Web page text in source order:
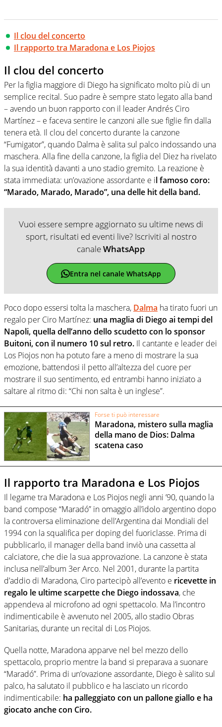
Il clou del concerto
Il rapporto tra Maradona e Los Piojos
Il clou del concerto
Per la figlia maggiore di Diego ha significato molto più di un
semplice recital. Suo padre è sempre stato legato alla band
– avendo un buon rapporto con il leader Andrés Ciro
Martínez – e faceva sentire le canzoni alle sue figlie fin dalla
tenera età. Il clou del concerto durante la canzone
“Fumigator”, quando Dalma è salita sul palco indossando una
maschera. Alla fine della canzone, la figlia del Diez ha rivelato
la sua identità davanti a uno stadio gremito. La reazione è
stata immediata: un’ovazione assordante e il famoso coro:
“Marado, Marado, Marado”, una delle hit della band.
Vuoi essere sempre aggiornato su ultime news di
sport, risultati ed eventi live? Iscriviti al nostro
canaleWhatsApp
Entra nel canale WhatsApp
Poco dopo essersi tolta la maschera, Dalma ha tirato fuori un
regalo per Ciro Martínez: una maglia di Diego ai tempi del
Napoli, quella dell’anno dello scudetto con lo sponsor
Buitoni, con il numero 10 sul retro. Il cantante e leader dei
Los Piojos non ha potuto fare a meno di mostrare la sua
emozione, battendosi il petto all’altezza del cuore per
mostrare il suo sentimento, ed entrambi hanno iniziato a
saltare al ritmo di: “Chi non salta è un inglese”.
Forse ti può interessare
Maradona, mistero sulla maglia
della mano de Dios: Dalma
scatena caso
Il rapporto tra Maradona e Los Piojos
Il legame tra Maradona e Los Piojos negli anni ’90, quando la
band compose “Maradó” in omaggio all’idolo argentino dopo
la controversa eliminazione dell’Argentina dai Mondiali del
1994 con la squalifica per doping del fuoriclasse. Prima di
pubblicarlo, il manager della band inviò una cassetta al
calciatore, che die la sua approvazione. La canzone è stata
inclusa nell’album 3er Arco. Nel 2001, durante la partita
d’addio di Maradona, Ciro partecipò all’evento e ricevette in
regalo le ultime scarpette che Diego indossava, che
appendeva al microfono ad ogni spettacolo. Ma l’incontro
indimenticabile è avvenuto nel 2005, allo stadio Obras
Sanitarias, durante un recital di Los Piojos.
Quella notte, Maradona apparve nel bel mezzo dello
spettacolo, proprio mentre la band si preparava a suonare
“Maradó”. Prima di un’ovazione assordante, Diego è salito sul
palco, ha salutato il pubblico e ha lasciato un ricordo
indimenticabile: ha palleggiato con un pallone giallo e ha
giocato anche con Ciro.